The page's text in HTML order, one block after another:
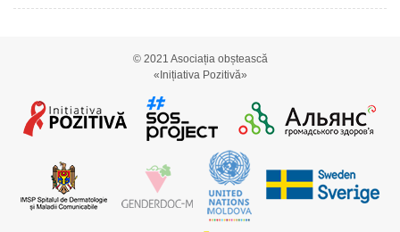
© 2021 Asociația obștească
«Inițiativa Pozitivă»